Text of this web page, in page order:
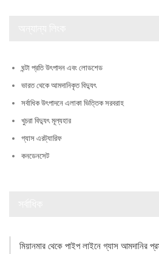
ঘন্টা প্রতি উৎপাদন এবং লোডশেড
ভারত থেকে আমদানিকৃত বিদ্যুৎ
সর্বাধিক উৎপাদনে এলাকা ভিত্তিক সরবরাহ
খুচরা বিদ্যুৎ মূল্যহার
গ্যাস এরট্যারিফ
কনডেনসেট
মিয়ানমার থেকে পাইপ লাইনে গ্যাস আমদানির